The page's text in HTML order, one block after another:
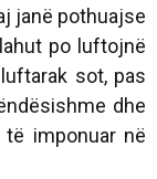
janë pothuajse
po luftojnë
sot, pas
dhe
imponuar në